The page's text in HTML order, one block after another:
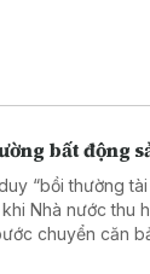
bất động
“bồi thường
Nhà nước thu
chuyển căn